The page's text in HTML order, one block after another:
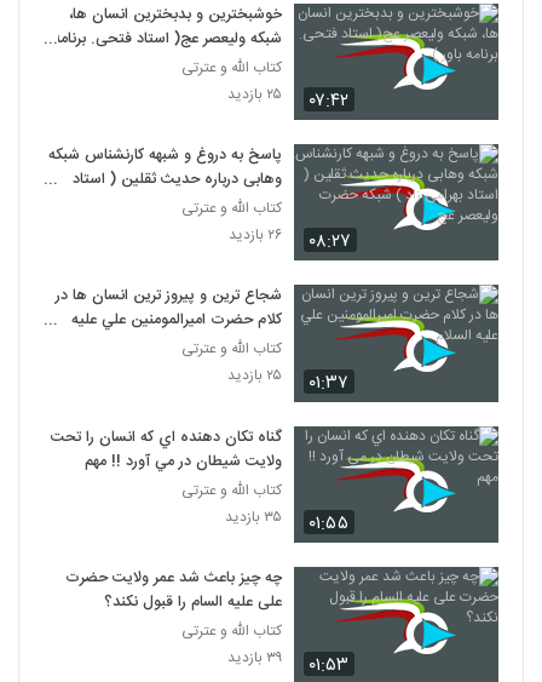
۰۷:۴۲
خوشبخترین و بدبخترین انسان ها،
شبکه ولیعصر عج( استاد فتحی. برنامه
باور )
کتاب الله و عترتی
۲۵ بازدید
۰۸:۲۷
پاسخ به دروغ و شبهه کارنشناس شبکه
وهابی درباره حدیث ثقلین ( استاد
بهرامی زاد ) شبکه حضرت ولیعصر عج
کتاب الله و عترتی
۲۶ بازدید
۰۱:۳۷
شجاع ترين و پيروز ترين انسان ها در
کلام حضرت اميرالمومنين علي عليه
السلام
کتاب الله و عترتی
۲۵ بازدید
۰۱:۵۵
گناه تکان دهنده اي که انسان را تحت
ولايت شيطان در مي آورد !! مهم
کتاب الله و عترتی
۳۵ بازدید
۰۱:۵۳
چه چیز باعث شد عمر ولایت حضرت
علی علیه السام را قبول نکند؟
کتاب الله و عترتی
۳۹ بازدید